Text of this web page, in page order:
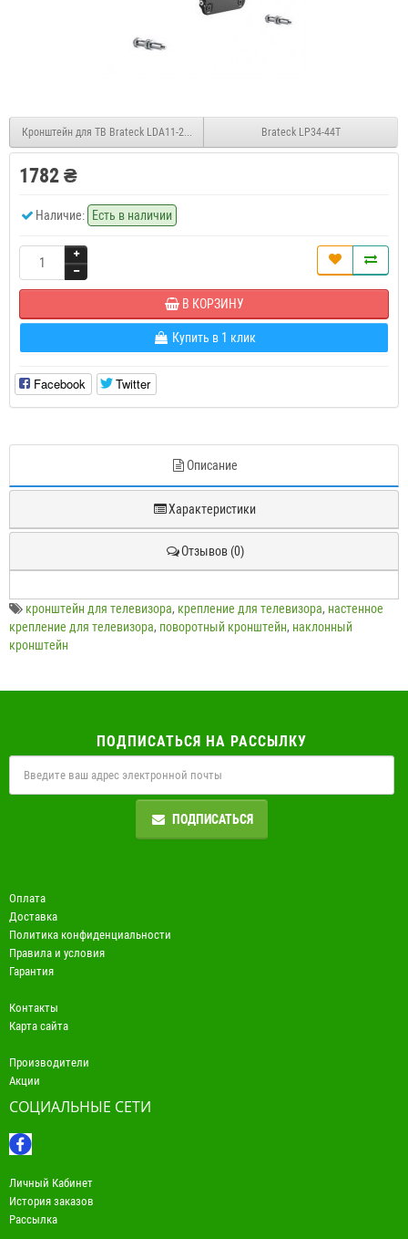
Кронштейн для ТВ Brateck LDA11-220 Brateck LP34-44T
1782 ₴
Наличие: Есть в наличии
В КОРЗИНУ
Купить в 1 клик
Facebook Twitter
Описание
Характеристики
Отзывов (0)
кронштейн для телевизора, крепление для телевизора, настенное
крепление для телевизора, поворотный кронштейн, наклонный
кронштейн
ПОДПИСАТЬСЯ НА РАССЫЛКУ
ПОДПИСАТЬСЯ
Оплата
Доставка
Политика конфиденциальности
Правила и условия
Гарантия
Контакты
Карта сайта
Производители
Акции
СОЦИАЛЬНЫЕ СЕТИ
Личный Кабинет
История заказов
Рассылка